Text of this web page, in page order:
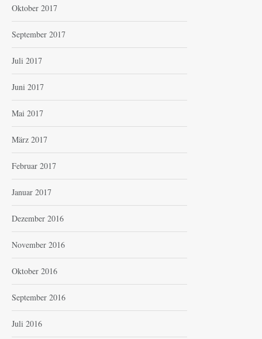
Oktober 2017
September 2017
Juli 2017
Juni 2017
Mai 2017
März 2017
Februar 2017
Januar 2017
Dezember 2016
November 2016
Oktober 2016
September 2016
Juli 2016